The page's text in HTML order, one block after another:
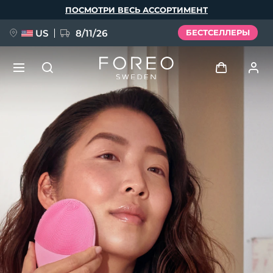
ПОСМОТРИ ВЕСЬ АССОРТИМЕНТ
US 8/11/26 БЕСТСЕЛЛЕРЫ
Профиль пользователя
Мои приборы
Мои заказы
Мои адреса
Мои подписки
НОВИНКА
FAQ™ Pure Beauty-Tech Elixir
BREAKING NEWS
issa™ Teeth Whitening Set
Язык
English Deutsch
Español
Français
Italiano
Português
Polski
Svenska
Русский
Türkçe
简体中文 繁體中文